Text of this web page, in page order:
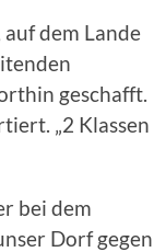
dem Lande
geschafft.
„2 Klassen
bei dem
Dorf gegen